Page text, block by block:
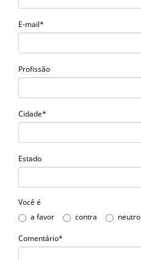
E-mail*
Profissão
Cidade*
Estado
Você é
a favor
contra neutro
Comentário*